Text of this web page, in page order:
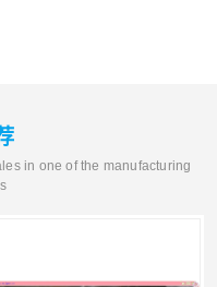
in one of the manufacturing